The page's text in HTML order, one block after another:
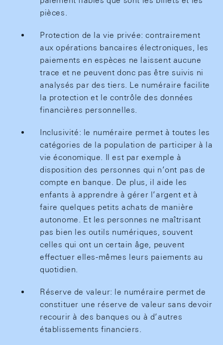
pièces.
Protection de la vie privée: contrairement
aux opérations bancaires électroniques, les
paiements en espèces ne laissent aucune
trace et ne peuvent donc pas être suivis ni
analysés par des tiers. Le numéraire facilite
la protection et le contrôle des données
financières personnelles.
Inclusivité: le numéraire permet à toutes les
catégories de la population de participer à la
vie économique. Il est par exemple à
disposition des personnes qui n’ont pas de
compte en banque. De plus, il aide les
enfants à apprendre à gérer l’argent et à
faire quelques petits achats de manière
autonome. Et les personnes ne maîtrisant
pas bien les outils numériques, souvent
celles qui ont un certain âge, peuvent
effectuer elles-mêmes leurs paiements au
quotidien.
Réserve de valeur: le numéraire permet de
constituer une réserve de valeur sans devoir
recourir à des banques ou à d’autres
établissements financiers.